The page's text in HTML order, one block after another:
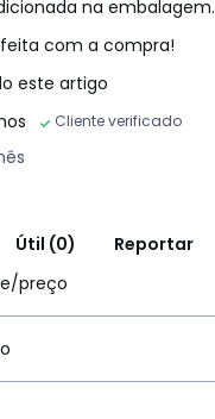
na embalagem.
com a compra!
este artigo
Cliente verificado
Útil (0)
Reportar
preço